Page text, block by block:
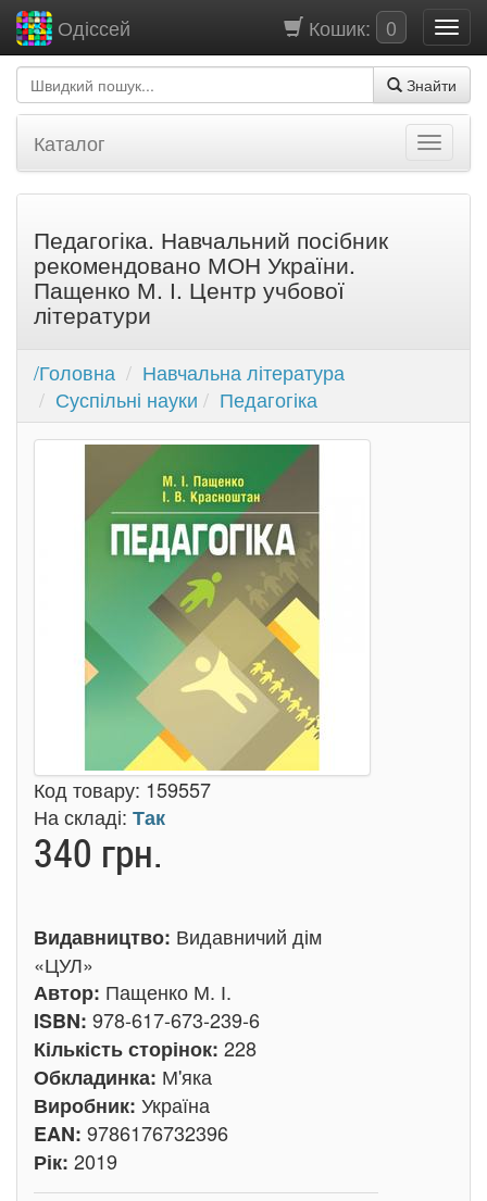
Кошик: 0
Одіссей
Знайти
Каталог
Педагогіка. Навчальний посібник
рекомендовано МОН України.
Пащенко М. І. Центр учбової
літератури
/Головна
Навчальна література
Суспільні науки
Педагогіка
Код товару: 159557
На складі: Так
340 грн.
Видавництво: Видавничий дім
«ЦУЛ»
Автор: Пащенко М. І.
ISBN: 978-617-673-239-6
Кількість сторінок: 228
Обкладинка: М'яка
Виробник: Україна
EAN: 9786176732396
Рік: 2019